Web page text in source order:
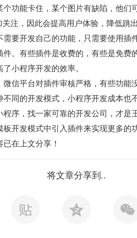
功能卡住，某个图片有缺陷，他们
注，因此会提高用户体验，降低跳
要开发自己的功能，只需要使用插
。有些插件是收费的，有些是免费
小程序开发的效率。
信平台对插件审核严格，有些功能
同的开发模式，小程序开发成本也
序，找一家可靠的开发公司，才是
开发模式中引入插件来实现更多的
在上文分享！
将文章分享到..